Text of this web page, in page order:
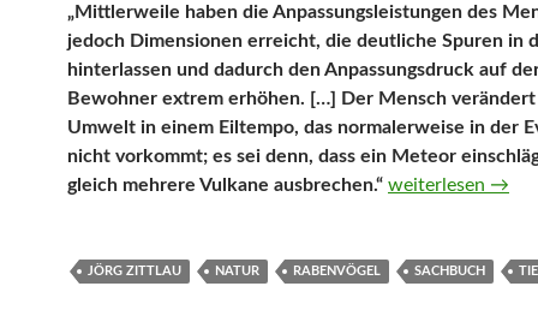
„Mittlerweile haben die Anpassungsleistungen des
jedoch Dimensionen erreicht, die deutliche Spuren in
hinterlassen und dadurch den Anpassungsdruck auf
Bewohner extrem erhöhen. […] Der Mensch verändert
Umwelt in einem Eiltempo, das normalerweise in der
nicht vorkommt; es sei denn, dass ein Meteor
gleich mehrere Vulkane ausbrechen.“ Leg dich nicht
weiterlesen →
JÖRG ZITTLAU NATUR RABENVÖGEL SACHBUCH